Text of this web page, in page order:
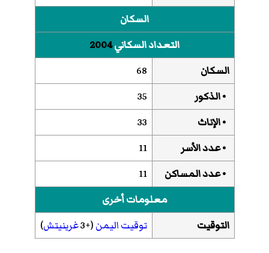
السكان
التعداد السكاني2004
السكان
68
• الذكور
35
• الإناث
33
• عدد الأسر
11
• عدد المساكن
11
معلومات أخرى
التوقيت
توقيت اليمن(+3 غرينيتش)